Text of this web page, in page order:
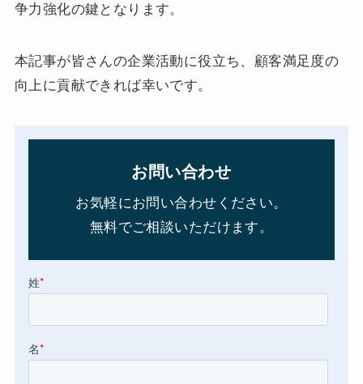
争力強化の鍵となります。
本記事が皆さんの企業活動に役立ち、顧客満足度の
向上に貢献できれば幸いです。
お問い合わせ
お気軽にお問い合わせください。
無料でご相談いただけます。